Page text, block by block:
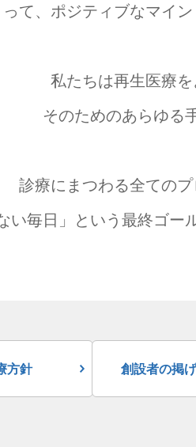
て、ポジティブなマイン
私たちは再生医療を
そのためのあらゆる
診療にまつわる全てのプ
い毎日」という最終ゴー
方針 創設者の掲